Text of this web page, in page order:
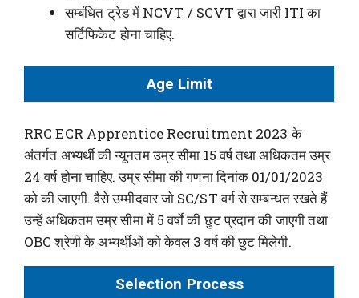
सम्बंधित ट्रेड में NCVT / SCVT द्वारा जारी ITI का
सर्टिफिकेट होना चाहिए.
Age Limit
RRC ECR Apprentice Recruitment 2023 के
अंतर्गत अभ्यर्थी की न्यूनतम उम्र सीमा 15 वर्ष तथा अधिकतम उम्र
24 वर्ष होना चाहिए. उम्र सीमा की गणना दिनांक 01/01/2023
को की जाएगी. वैसे उम्मीदवार जो SC/ST वर्ग से सम्बन्धत रखते हैं
उन्हें अधिकतम उम्र सीमा में 5 वर्षों की छुट प्रदान की जाएगी तथा
OBC श्रेणी के अभ्यर्थीओं को केवल 3 वर्ष की छुट मिलेगी.
Selection Process